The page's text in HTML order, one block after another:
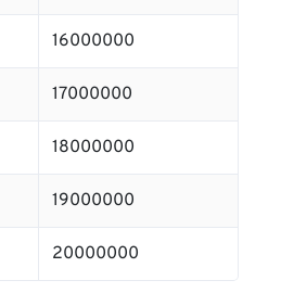
16000000
17000000
18000000
19000000
20000000